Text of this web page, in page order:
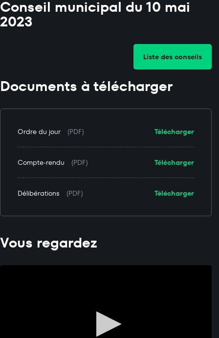
Conseil municipal du 10 mai
2023
Liste des conseils
Documents à télécharger
Télécharger
Ordre du jour (PDF)
Télécharger
Compte-rendu (PDF)
Télécharger
Délibérations (PDF)
Vous regardez